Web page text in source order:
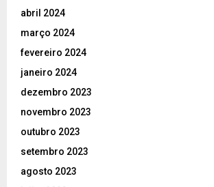
abril 2024
março 2024
fevereiro 2024
janeiro 2024
dezembro 2023
novembro 2023
outubro 2023
setembro 2023
agosto 2023